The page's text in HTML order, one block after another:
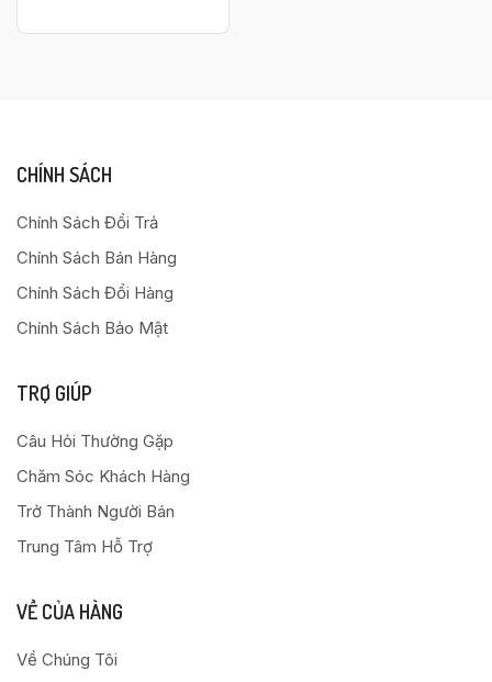
CHÍNH SÁCH
Chính Sách Đổi Trả
Chính Sách Bán Hàng
Chính Sách Đổi Hàng
Chính Sách Bảo Mật
TRỢ GIÚP
Câu Hỏi Thường Gặp
Chăm Sóc Khách Hàng
Trở Thành Người Bán
Trung Tâm Hỗ Trợ
VỀ CỦA HÀNG
Về Chúng Tôi